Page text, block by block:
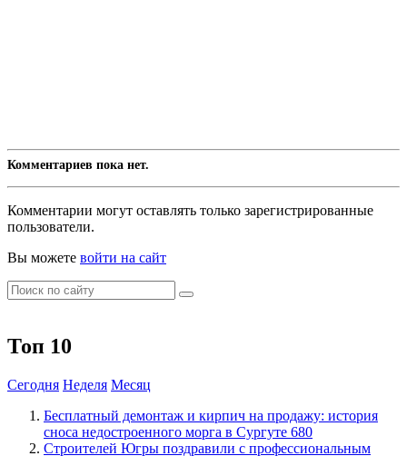
Комментариев пока нет.
Комментарии могут оставлять только зарегистрированные
пользователи.
Вы можете войти на сайт
Топ 10
Сегодня Неделя Месяц
​Бесплатный демонтаж и кирпич на продажу: история
сноса недостроенного морга в Сургуте 680
​Строителей Югры поздравили с профессиональным